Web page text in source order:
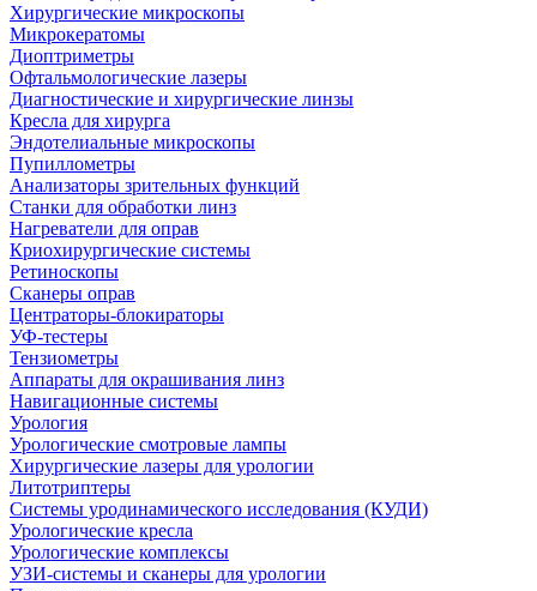
Хирургические микроскопы
Микрокератомы
Диоптриметры
Офтальмологические лазеры
Диагностические и хирургические линзы
Кресла для хирурга
Эндотелиальные микроскопы
Пупиллометры
Анализаторы зрительных функций
Станки для обработки линз
Нагреватели для оправ
Криохирургические системы
Ретиноскопы
Сканеры оправ
Центраторы-блокираторы
УФ-тестеры
Тензиометры
Аппараты для окрашивания линз
Навигационные системы
Урология
Урологические смотровые лампы
Хирургические лазеры для урологии
Литотриптеры
Системы уродинамического исследования (КУДИ)
Урологические кресла
Урологические комплексы
УЗИ-системы и сканеры для урологии